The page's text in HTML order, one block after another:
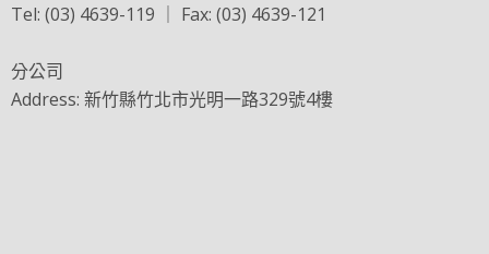
Tel: (03) 4639-119 ｜ Fax: (03) 4639-121
分公司
Address: 新竹縣竹北市光明一路329號4樓